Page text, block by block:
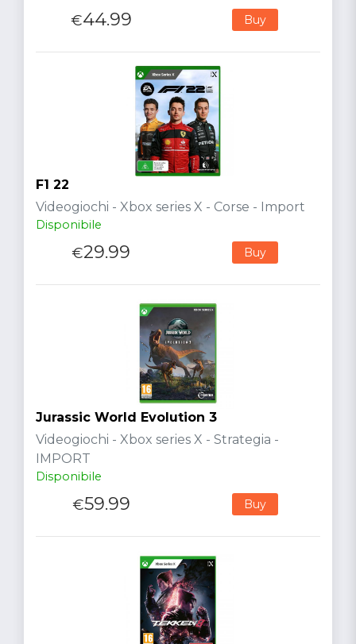
€44.99 Buy
F1 22
Videogiochi - Xbox series X - Corse - Import
Disponibile
€29.99 Buy
Jurassic World Evolution 3
Videogiochi - Xbox series X - Strategia -
IMPORT
Disponibile
€59.99 Buy